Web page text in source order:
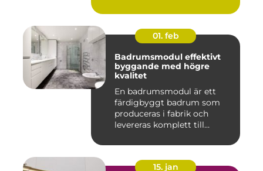
01. feb
Badrumsmodul effektivt
byggande med högre
kvalitet
En badrumsmodul är ett
färdigbyggt badrum som
produceras i fabrik och
levereras komplett till
15. jan